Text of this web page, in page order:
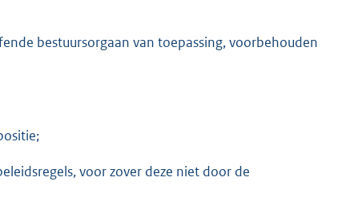
bestuursorgaan van toepassing, voorbehouden
voor zover deze niet door de